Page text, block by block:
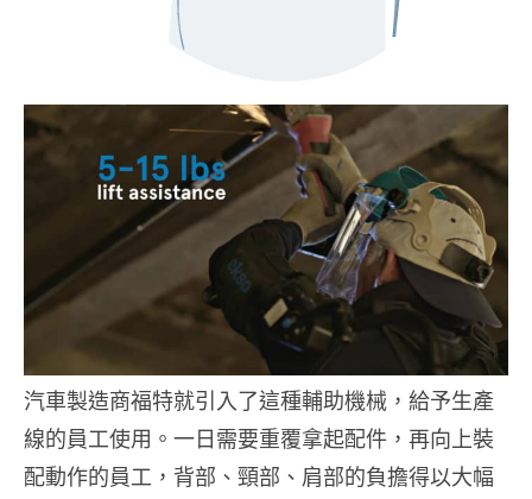
汽車製造商福特就引入了這種輔助機械，給予生產
線的員工使用。一日需要重覆拿起配件，再向上裝
配動作的員工，背部、頸部、肩部的負擔得以大幅